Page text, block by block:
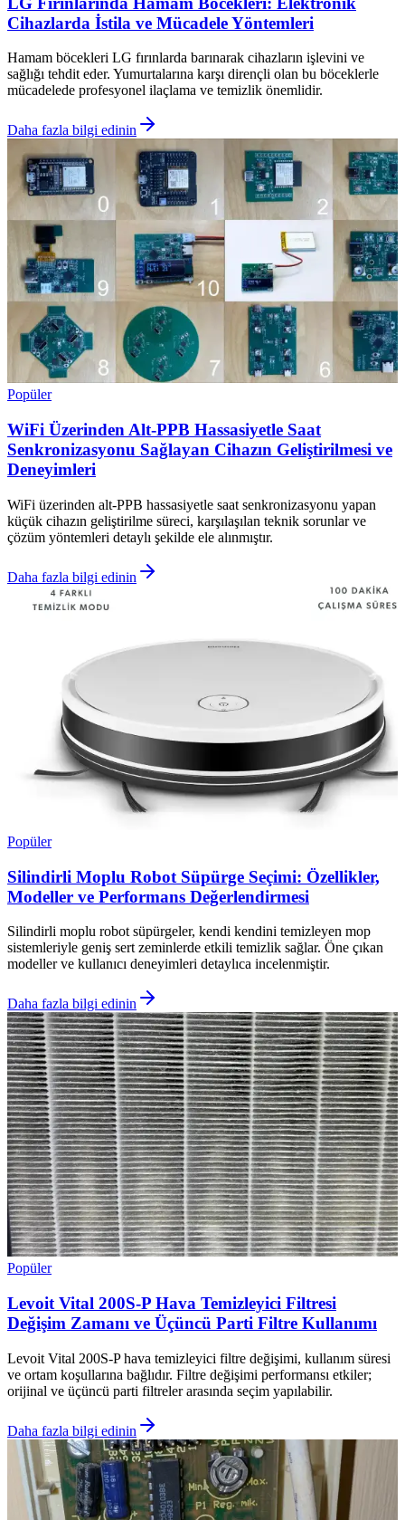
Cihazlarda İstila ve Mücadele Yöntemleri
Hamam böcekleri LG fırınlarda barınarak cihazların işlevini ve
sağlığı tehdit eder. Yumurtalarına karşı dirençli olan bu böceklerle
mücadelede profesyonel ilaçlama ve temizlik önemlidir.
Daha fazla bilgi edinin
Popüler
WiFi Üzerinden Alt-PPB Hassasiyetle Saat
Senkronizasyonu Sağlayan Cihazın Geliştirilmesi ve
Deneyimleri
WiFi üzerinden alt-PPB hassasiyetle saat senkronizasyonu yapan
küçük cihazın geliştirilme süreci, karşılaşılan teknik sorunlar ve
çözüm yöntemleri detaylı şekilde ele alınmıştır.
Daha fazla bilgi edinin
Popüler
Silindirli Moplu Robot Süpürge Seçimi: Özellikler,
Modeller ve Performans Değerlendirmesi
Silindirli moplu robot süpürgeler, kendi kendini temizleyen mop
sistemleriyle geniş sert zeminlerde etkili temizlik sağlar. Öne çıkan
modeller ve kullanıcı deneyimleri detaylıca incelenmiştir.
Daha fazla bilgi edinin
Popüler
Levoit Vital 200S-P Hava Temizleyici Filtresi
Değişim Zamanı ve Üçüncü Parti Filtre Kullanımı
Levoit Vital 200S-P hava temizleyici filtre değişimi, kullanım süresi
ve ortam koşullarına bağlıdır. Filtre değişimi performansı etkiler;
orijinal ve üçüncü parti filtreler arasında seçim yapılabilir.
Daha fazla bilgi edinin